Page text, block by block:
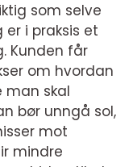
som selve
i praksis et
Kunden får
om hvordan
man skal
bør unngå sol,
mot
mindre